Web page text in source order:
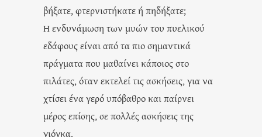
βήξατε, φτερνιστήκατε ή πηδήξατε;
Η ενδυνάμωση των μυών του πυελικού
εδάφους είναι από τα πιο σημαντικά
πράγματα που μαθαίνει κάποιος στο
πιλάτες, όταν εκτελεί τις ασκήσεις, για να
χτίσει ένα γερό υπόβαθρο και παίρνει
μέρος επίσης, σε πολλές ασκήσεις της
γιόγκα.